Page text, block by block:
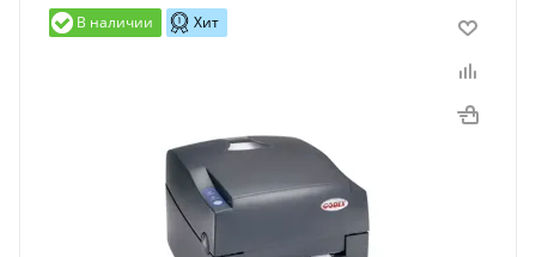
В наличии Хит